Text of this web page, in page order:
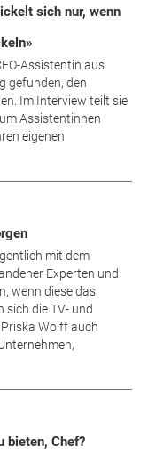
sich nur, wenn
Assistentin aus
gefunden, den
Im Interview teilt sie
Assistentinnen
eigenen
mit dem
Experten und
wenn diese das
sich die TV- und
Wolff auch
bieten, Chef?